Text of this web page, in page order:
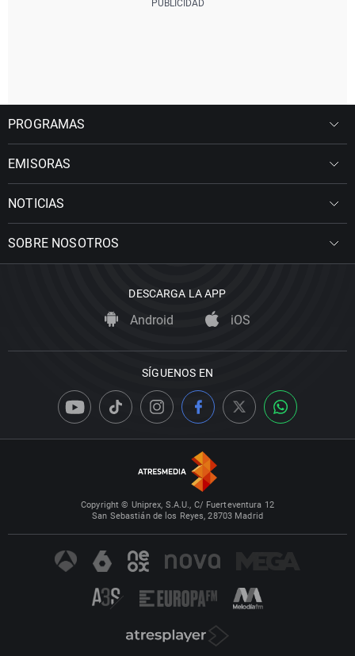
PROGRAMAS
EMISORAS
NOTICIAS
SOBRE NOSOTROS
DESCARGA LA APP
Android iOS
SÍGUENOS EN
Copyright © Uniprex, S.A.U., C/ Fuerteventura 12
San Sebastián de los Reyes, 28703 Madrid